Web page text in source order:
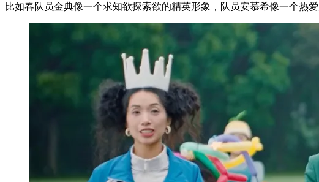
比如春队员金典像一个求知欲探索欲的精英形象，队员安慕希像一个